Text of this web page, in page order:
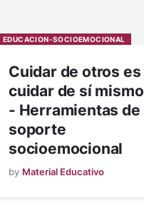
EDUCACION-SOCIOEMOCIONAL
Cuidar de otros es
cuidar de sí mismo
- Herramientas de
soporte
socioemocional
by Material Educativo